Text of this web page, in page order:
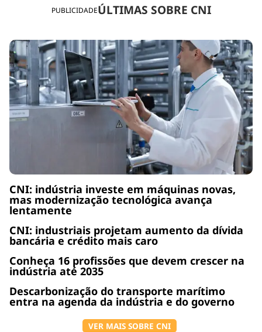
PUBLICIDADEÚLTIMAS SOBRE CNI
CNI: indústria investe em máquinas novas,
mas modernização tecnológica avança
lentamente
CNI: industriais projetam aumento da dívida
bancária e crédito mais caro
Conheça 16 profissões que devem crescer na
indústria até 2035
Descarbonização do transporte marítimo
entra na agenda da indústria e do governo
VER MAIS SOBRE CNI